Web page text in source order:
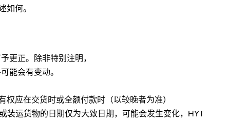
何。
更正。除非特别注明，
能会有变动。
应在交货时或全额付款时（以较晚者为准）
装运货物的日期仅为大致日期，可能会发生变化，HYT